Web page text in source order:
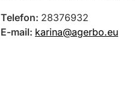
Telefon: 28376932
E-mail: karina@agerbo.eu